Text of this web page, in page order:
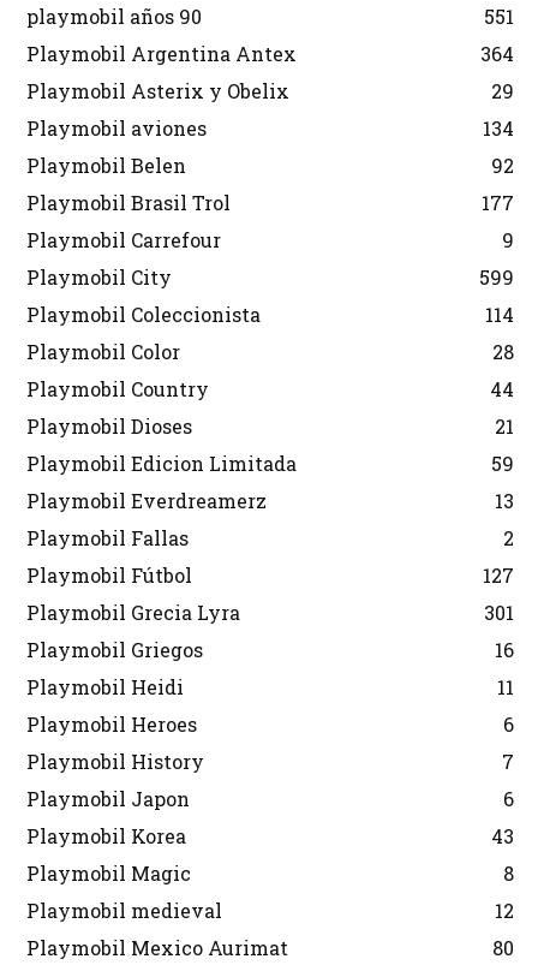
playmobil años 90
551
Playmobil Argentina Antex
364
Playmobil Asterix y Obelix
29
Playmobil aviones
134
Playmobil Belen
92
Playmobil Brasil Trol
177
Playmobil Carrefour
9
Playmobil City
599
Playmobil Coleccionista
114
Playmobil Color
28
Playmobil Country
44
Playmobil Dioses
21
Playmobil Edicion Limitada
59
Playmobil Everdreamerz
13
Playmobil Fallas
2
Playmobil Fútbol
127
Playmobil Grecia Lyra
301
Playmobil Griegos
16
Playmobil Heidi
11
Playmobil Heroes
6
Playmobil History
7
Playmobil Japon
6
Playmobil Korea
43
Playmobil Magic
8
Playmobil medieval
12
Playmobil Mexico Aurimat
80